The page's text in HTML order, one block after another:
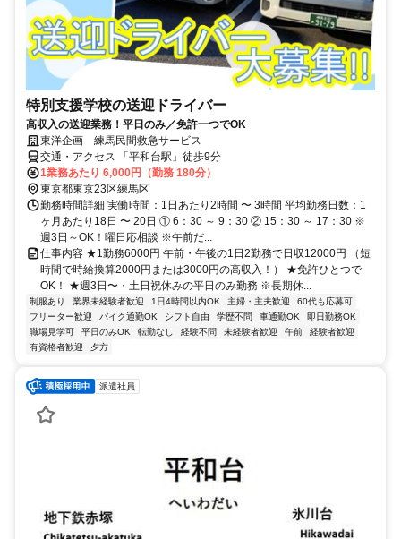
特別支援学校の送迎ドライバー
高収入の送迎業務！平日のみ／免許一つでOK
東洋企画 練馬民間救急サービス
交通・アクセス 「平和台駅」徒歩9分
1業務あたり 6,000円（勤務 180分）
東京都東京23区練馬区
勤務時間詳細 実働時間：1日あたり2時間 〜 3時間 平均勤務日数：1
ヶ月あたり18日 〜 20日 ① 6：30 ～ 9：30 ② 15：30 ～ 17：30 ※
週3日～OK！曜日応相談 ※午前だ...
仕事内容 ★1勤務6000円 午前・午後の1日2勤務で日収12000円 （短
時間で時給換算2000円または3000円の高収入！） ★免許ひとつで
OK！ ★週3日〜・土日祝休みの平日のみ勤務 ※長期休...
制服あり 業界未経験者歓迎 1日4時間以内OK 主婦・主夫歓迎
60代も応募可
フリーター歓迎
バイク通勤OK シフト自由 学歴不問 車通勤OK
即日勤務OK
職場見学可
平日のみOK 転勤なし 経験不問 未経験者歓迎 午前
経験者歓迎
有資格者歓迎
夕方
派遣社員